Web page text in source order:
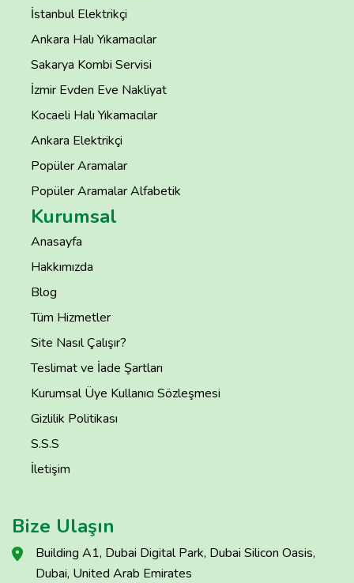
İstanbul Elektrikçi
Ankara Halı Yıkamacılar
Sakarya Kombi Servisi
İzmir Evden Eve Nakliyat
Kocaeli Halı Yıkamacılar
Ankara Elektrikçi
Popüler Aramalar
Popüler Aramalar Alfabetik
Kurumsal
Anasayfa
Hakkımızda
Blog
Tüm Hizmetler
Site Nasıl Çalışır?
Teslimat ve İade Şartları
Kurumsal Üye Kullanıcı Sözleşmesi
Gizlilik Politikası
S.S.S
İletişim
Bize Ulaşın
Building A1, Dubai Digital Park, Dubai Silicon Oasis,
Dubai, United Arab Emirates